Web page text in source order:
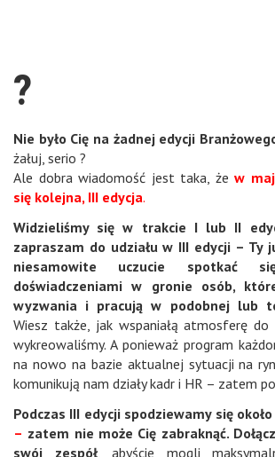
?
Nie było Cię na żadnej edycji
żałuj, serio ?
Ale dobra wiadomość jest taka, żew
się kolejna, III edycja.
Widzieliśmy się w trakcie I lub II
zapraszam do udziału w III edycji – Ty
niesamowite uczucie spotkać
doświadczeniami w gronie osób,
wyzwania i pracują w podobnej lub
Wiesz także, jak wspaniałą atmosferę
wykreowaliśmy. A ponieważ program
na nowo na bazie aktualnej sytuacji na
komunikują nam działy kadr i HR – zatem
Podczas III edycji spodziewamy się około
– zatem nie może Cię zabraknąć.
swój zespół, abyście mogli